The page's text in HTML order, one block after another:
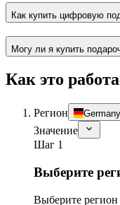
Как купить цифровую
Могу ли я купить
Как это
Регион Germany
Значение
Шаг 1
Выберите
Выберите